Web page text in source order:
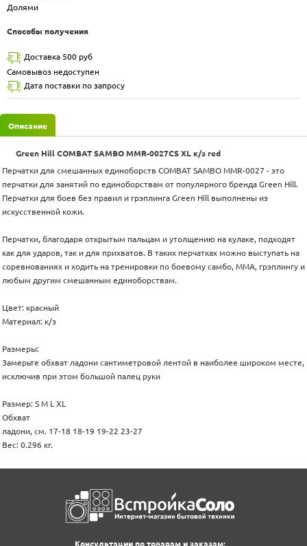
Долями
Способы получения
Доставка 500 руб
Самовывоз недоступен
Дата поставки по запросу
Описание
Green Hill COMBAT SAMBO MMR-0027CS XL к/з red
Перчатки для смешанных единоборств COMBAT SAMBO MMR-0027 - это
перчатки для занятий по единоборствам от популярного бренда Green Hill.
Перчатки для боев без правил и грэплинга Green Hill выполнены из
искусственной кожи.
Перчатки, благодаря открытым пальцам и утолщению на кулаке, подходят
как для ударов, так и для прихватов. В таких перчатках можно выступать на
соревнованиях и ходить на тренировки по боевому самбо, MMA, грэплингу и
любым другим смешанным единоборствам.
Цвет: красный
Материал: к/з
Размеры:
Замерьте обхват ладони сантиметровой лентой в наиболее широком месте,
исключив при этом большой палец руки
Размер: S M L XL
Обхват
ладони, см. 17-18 18-19 19-22 23-27
Вес: 0.296 кг.
Консультации по товарам и заказам: